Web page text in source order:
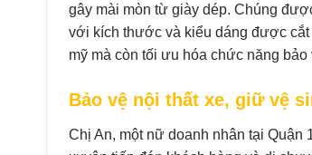
gây mài mòn từ giày dép. Chúng
với kích thước và kiểu dáng được cắt
mỹ mà còn tối ưu hóa chức năng bảo
Bảo vệ nội thất xe, giữ vệ
Chị An, một nữ doanh nhân tại Quận